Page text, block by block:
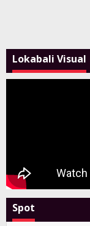
Lokabali Visual
Spot